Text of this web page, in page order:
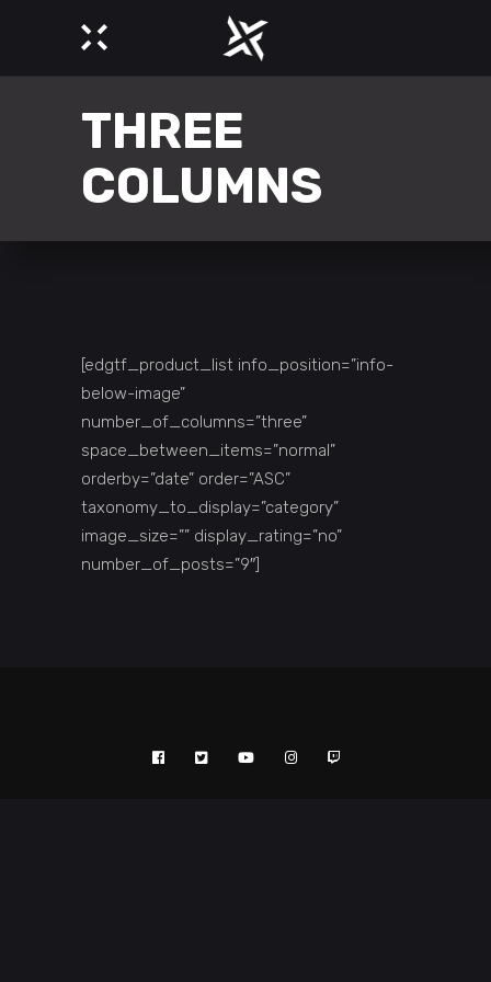
THREE
COLUMNS
[edgtf_product_list info_position=”info-
below-image”
number_of_columns=”three”
space_between_items=”normal”
orderby=”date” order=”ASC”
taxonomy_to_display=”category”
image_size=”” display_rating=”no”
number_of_posts=”9″]